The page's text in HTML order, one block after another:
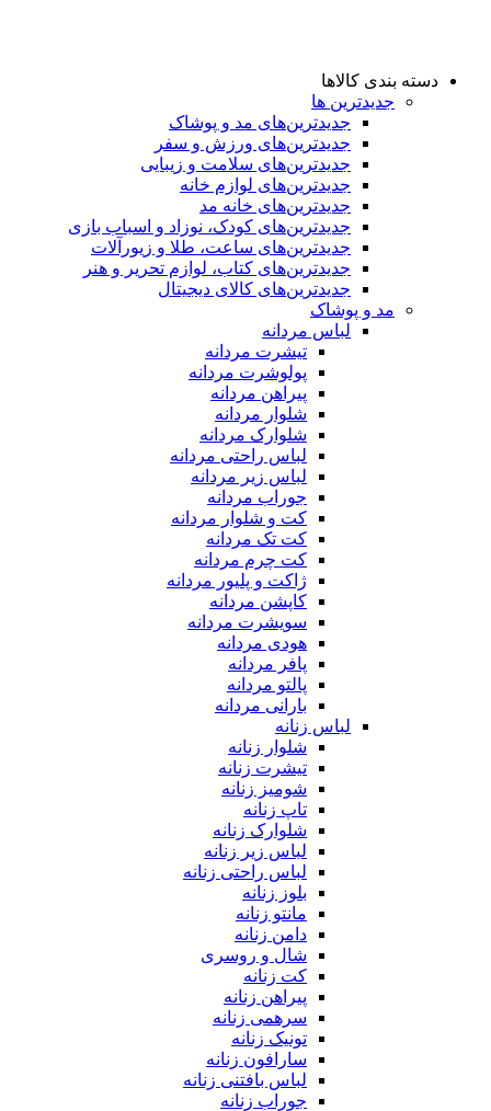
دسته بندی کالاها
جدیدترین ها
جدید‌ترین‌های مد و پوشاک
جدید‌ترین‌های ورزش و سفر
جدید‌ترین‌های سلامت و زیبایی
جدید‌ترین‌های لوازم خانه
جدیدترین‌های خانه مد
جدید‌ترین‌های کودک، نوزاد و اسباب بازی
جدید‌ترین‌های ساعت، طلا و زیورآلات
جدید‌ترین‌های کتاب، لوازم تحریر و هنر
جدید‌ترین‌های کالای دیجیتال
مد و پوشاک
لباس مردانه
تیشرت مردانه
پولوشرت مردانه
پیراهن مردانه
شلوار مردانه
شلوارک مردانه
لباس راحتی مردانه
لباس زیر مردانه
جوراب مردانه
کت و شلوار مردانه
کت تک مردانه
کت چرم مردانه
ژاکت و پلیور مردانه
کاپشن مردانه
سویشرت مردانه
هودی مردانه
پافر مردانه
پالتو مردانه
بارانی مردانه
لباس زنانه
شلوار زنانه
تیشرت زنانه
شومیز زنانه
تاپ زنانه
شلوارک زنانه
لباس زیر زنانه
لباس راحتی زنانه
بلوز زنانه
مانتو زنانه
دامن زنانه
شال و روسری
کت زنانه
پیراهن زنانه
سرهمی زنانه
تونیک زنانه
سارافون زنانه
لباس بافتنی زنانه
جوراب زنانه